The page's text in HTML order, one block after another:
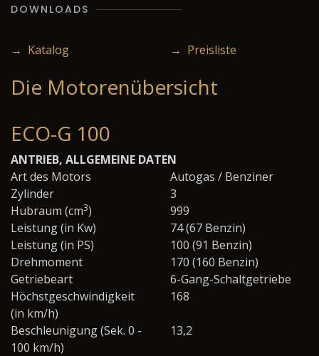
DOWNLOADS
→ Katalog → Preisliste
Die Motorenübersicht
ECO-G 100
ANTRIEB, ALLGEMEINE DATEN
Art des Motors
Autogas / Benziner
Zylinder
3
Hubraum (cm3)
999
Leistung (in Kw)
74 (67 Benzin)
Leistung (in PS)
100 (91 Benzin)
Drehmoment
170 (160 Benzin)
Getriebeart
6-Gang-Schaltgetriebe
Höchstgeschwindigkeit
(in km/h)
168
Beschleunigung (Sek. 0 -
100 km/h)
13,2